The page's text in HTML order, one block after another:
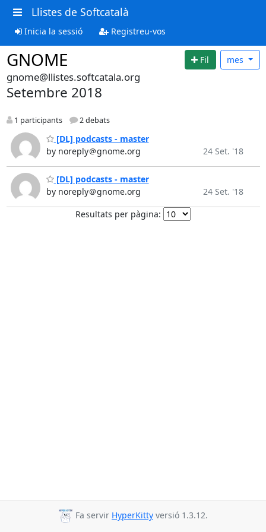
Llistes de Softcatalà
Inicia la sessió Registreu-vos
GNOME Fil mes
gnome@llistes.softcatala.org
Setembre 2018
1 participants 2 debats
[DL] podcasts - master
by noreply＠gnome.org
24 Set. '18
[DL] podcasts - master
by noreply＠gnome.org
24 Set. '18
Resultats per pàgina:
Fa servir HyperKitty versió 1.3.12.